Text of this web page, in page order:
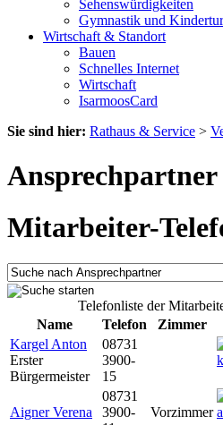
Sehenswürdigkeiten
Gymnastik und
Wirtschaft & Standort
Bauen
Schnelles Internet
Wirtschaft
IsarmoosCard
Sie sind hier: Rathaus & Service >
Ansprechpartner
Mitarbeiter-
Telefonliste der
Name
Telefon Zimmer
Kargel Anton
Erster
Bürgermeister
08731
3900-
15
Aigner Verena
08731
3900-
Vorzimmer